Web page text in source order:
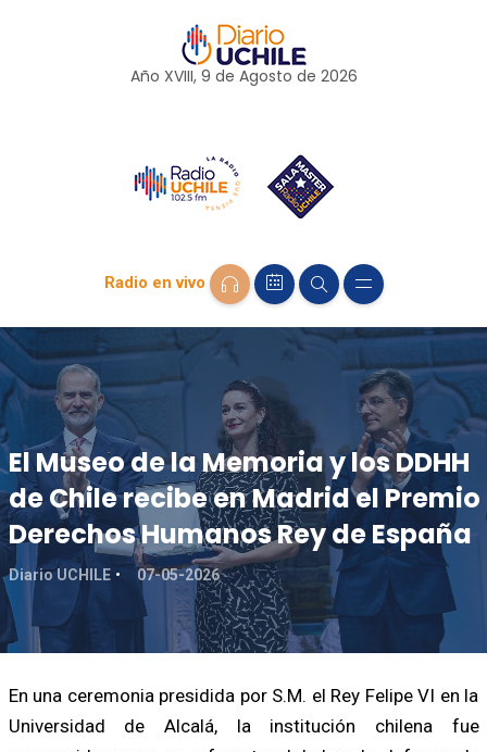
Año XVIII, 9 de Agosto de 2026
Radio en vivo
El Museo de la Memoria y los DDHH
de Chile recibe en Madrid el Premio
Derechos Humanos Rey de España
Diario UCHILE 07-05-2026
En una ceremonia presidida por S.M. el Rey Felipe VI en la
Universidad de Alcalá, la institución chilena fue